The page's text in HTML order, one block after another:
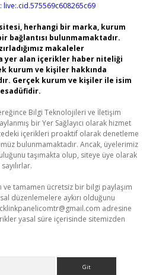
live:.cid.575569c608265c69
herhangi bir marka, kurum
bağlantısı bulunmamaktadır.
makaleler
yer alan içerikler haber niteliği
kurum ve kişiler hakkında
Gerçek kurum ve kişiler ile isim
Bilgi Teknolojileri ve İletişim
bir Yer Sağlayıcı olarak hizmet
içerikleri proaktif olarak denetleme
bulunmamaktadır. Ancak, üyelerimiz
taşımakta olup, siteye üye olarak
ve tamamen ücretsiz bir bilgi paylaşım
düzenlemelere aykırı olduğunu
adresine
yasal süre içerisinde sitemizden